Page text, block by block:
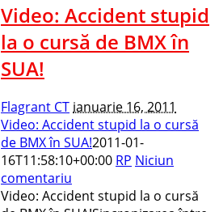
Video: Accident stupid
la o cursă de BMX în
SUA!
Flagrant CT ianuarie 16, 2011
Video: Accident stupid la o cursă
de BMX în SUA!2011-01-
16T11:58:10+00:00 RP Niciun
comentariu
Video: Accident stupid la o cursă